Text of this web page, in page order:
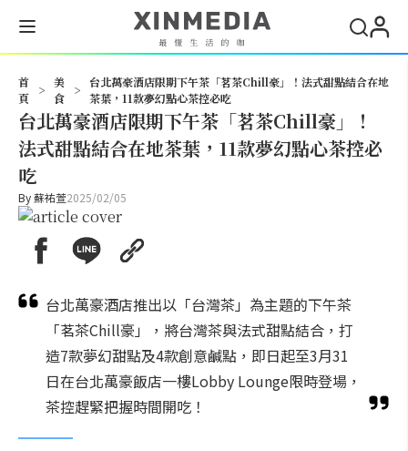
首
頁
>
美
食
>
台北萬豪酒店限期下午茶「茗茶Chill豪」！法式甜點結合在地
茶葉，11款夢幻點心茶控必吃
台北萬豪酒店限期下午茶「茗茶Chill豪」！
法式甜點結合在地茶葉，11款夢幻點心茶控必
吃
By蘇祐萱2025/02/05
台北萬豪酒店推出以「台灣茶」為主題的下午茶
「茗茶Chill豪」，將台灣茶與法式甜點結合，打
造7款夢幻甜點及4款創意鹹點，即日起至3月31
日在台北萬豪飯店一樓Lobby Lounge限時登場，
茶控趕緊把握時間開吃！